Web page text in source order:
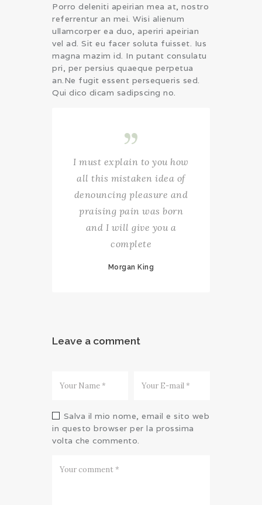
Porro deleniti apeirian mea at, nostro
referrentur an mei. Wisi alienum
ullamcorper ea duo, aperiri apeirian
vel ad. Sit eu facer soluta fuisset. Ius
magna mazim id. In putant consulatu
pri, per persius quaeque perpetua
an.Ne fugit essent persequeris sed.
Qui dico dicam sadipscing no.
I must explain to you how
all this mistaken idea of
denouncing pleasure and
praising pain was born
and I will give you a
complete
Morgan King
Leave a comment
Salva il mio nome, email e sito web
in questo browser per la prossima
volta che commento.